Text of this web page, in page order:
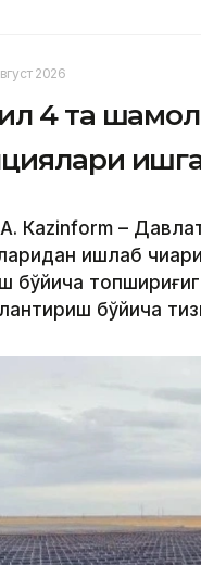
2026
4 та
Кazinform –
ишлаб
бўйича
бўйича